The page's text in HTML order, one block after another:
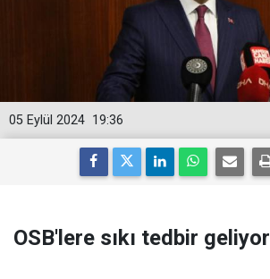
19:36
05 Eylül 2024
OSB'lere sıkı tedbir geliyor